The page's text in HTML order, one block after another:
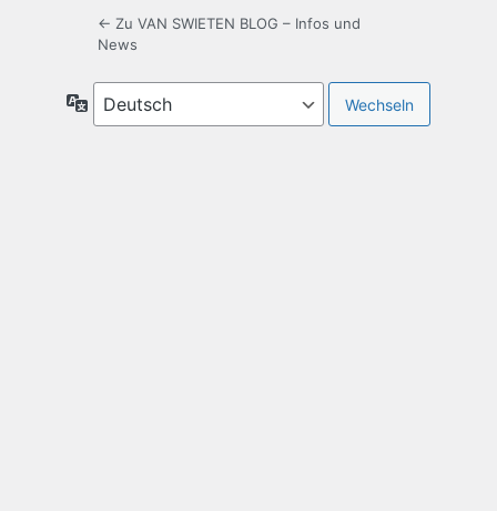
← Zu VAN SWIETEN BLOG – Infos und
News
Sprache